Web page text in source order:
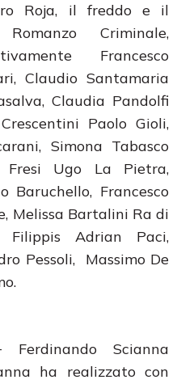
Roja, il freddo e il
Criminale,
Francesco
Claudio Santamaria
Claudia Pandolfi
Paolo Gioli,
Simona Tabasco
Fresi Ugo La Pietra,
Baruchello, Francesco
Melissa Bartalini Ra di
Filippis Adrian Paci,
Pessoli, Massimo De
Scianna
ha realizzato con